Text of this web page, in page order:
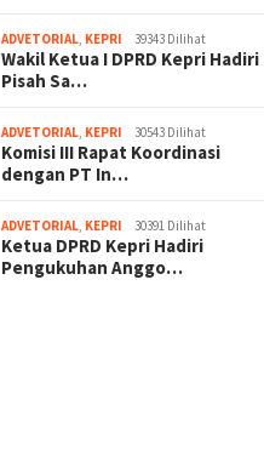
ADVETORIAL KEPRI 39343 Dilihat
Wakil Ketua I DPRD Kepri Hadiri
Pisah Sa…
ADVETORIAL KEPRI 30543 Dilihat
Komisi III Rapat Koordinasi
dengan PT In…
ADVETORIAL KEPRI 30391 Dilihat
Ketua DPRD Kepri Hadiri
Pengukuhan Anggo…